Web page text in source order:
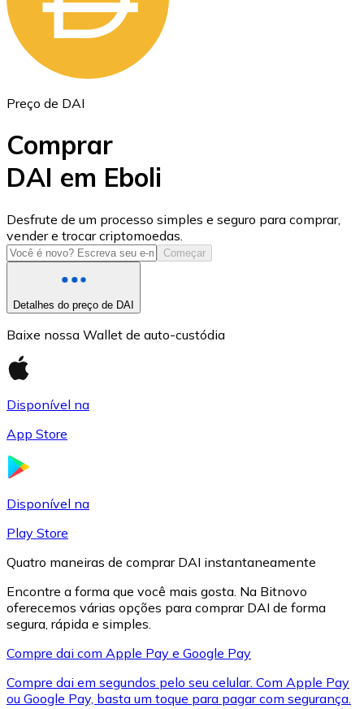
ETH
USD Coin
USDC
XRP
Preço de DAI
Comprar
DAI em Eboli
Desfrute de um processo simples e seguro para comprar,
vender e trocar criptomoedas.
Começar
Detalhes do preço de DAI
Baixe nossa Wallet de auto-custódia
Disponível na
App Store
Disponível na
Play Store
Quatro maneiras de comprar DAI instantaneamente
Encontre a forma que você mais gosta. Na Bitnovo
oferecemos várias opções para comprar DAI de forma
segura, rápida e simples.
Compre dai com Apple Pay e Google Pay
Compre dai em segundos pelo seu celular. Com Apple Pay
ou Google Pay, basta um toque para pagar com segurança.